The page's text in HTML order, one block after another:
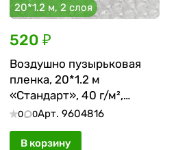
20*1.2 м, 2 слоя
520 ₽
Воздушно пузырьковая
пленка, 20*1.2 м
«Стандарт», 40 г/м²,
двухслойная, без втулки
0 0Арт. 9604816
В корзину